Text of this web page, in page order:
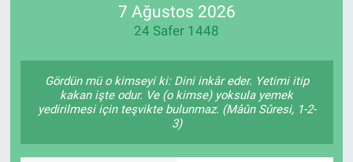
7 Ağustos 2026
24 Safer 1448
Gördün mü o kimseyi ki: Dini inkâr eder. Yetimi itip
kakan işte odur. Ve (o kimse) yoksula yemek
yedirilmesi için teşvikte bulunmaz. (Mâûn Sûresi, 1-2-
3)
SPOR
ASAYİŞ